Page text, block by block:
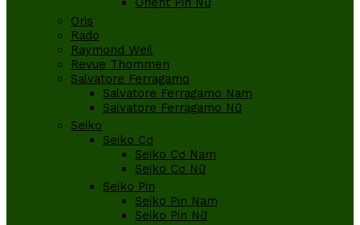
Oris
Rado
Raymond Weil
Revue Thommen
Salvatore Ferragamo
Salvatore Ferragamo Nam
Salvatore Ferragamo Nữ
Seiko
Seiko Cơ
Seiko Cơ Nam
Seiko Cơ Nữ
Seiko Pin
Seiko Pin Nam
Seiko Pin Nữ